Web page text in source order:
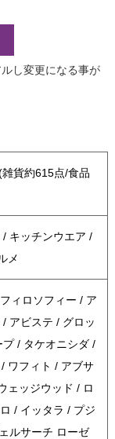
し変更になる事が
貨約615点/食品
キッチンウエア /
メ
ィロソフィー / ア
アビステ / グロッ
/ タケオニシダ /
ワフィト / アブサ
ェッジウッド / ロ
/ イッタラ / プジ
ルサーチ ローゼ